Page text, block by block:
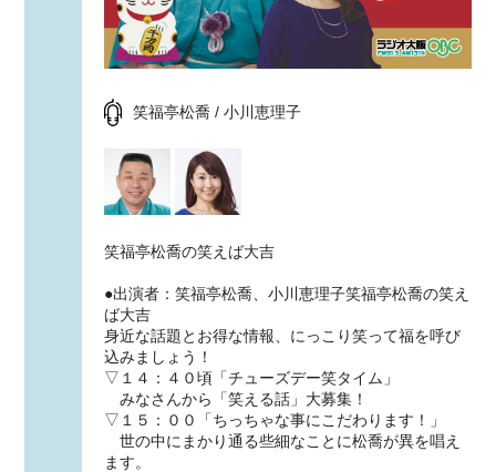
笑福亭松喬 / 小川恵理子
笑福亭松喬の笑えば大吉
●出演者：笑福亭松喬、小川恵理子笑福亭松喬の笑え
ば大吉
身近な話題とお得な情報、にっこり笑って福を呼び
込みましょう！
▽１４：４０頃「チューズデー笑タイム」
みなさんから「笑える話」大募集！
▽１５：００「ちっちゃな事にこだわります！」
世の中にまかり通る些細なことに松喬が異を唱え
ます。